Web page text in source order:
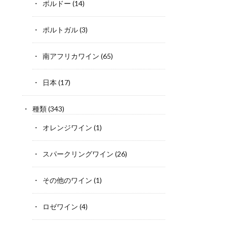
ボルドー (14)
ポルトガル(3)
南アフリカワイン (65)
日本 (17)
種類(343)
オレンジワイン (1)
スパークリングワイン (26)
その他のワイン (1)
ロゼワイン (4)